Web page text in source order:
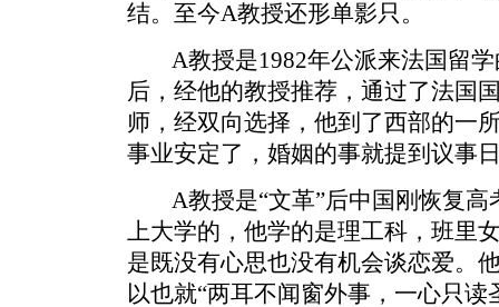
结。至今A教授还形单影只。
A教授是1982年公派来法国留学
后，经他的教授推荐，通过了法国
师，经双向选择，他到了西部的一
事业安定了，婚姻的事就提到议事
A教授是“文革”后中国刚恢复高
上大学的，他学的是理工科，班里
是既没有心思也没有机会谈恋爱。
以也就“两耳不闻窗外事，一心只读